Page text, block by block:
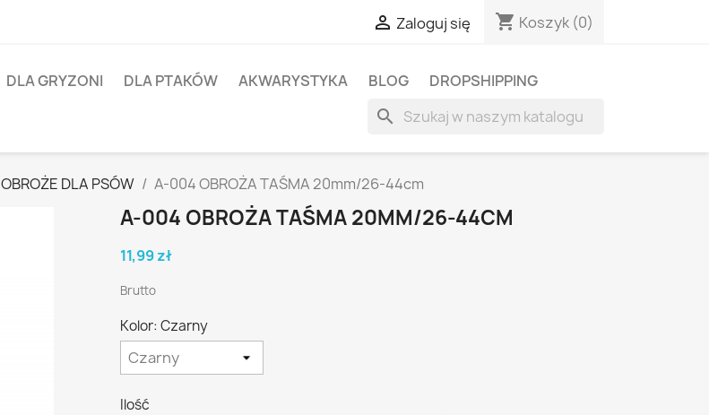
 Zaloguj się shopping_cart Koszyk (0)
DLA GRYZONI DLA PTAKÓW AKWARYSTYKA BLOG DROPSHIPPING
search
OBROŻE DLA PSÓW A-004 OBROŻA TAŚMA 20mm/26-44cm
A-004 OBROŻA TAŚMA 20MM/26-44CM
11,99 zł
Brutto
Kolor: Czarny
Ilość